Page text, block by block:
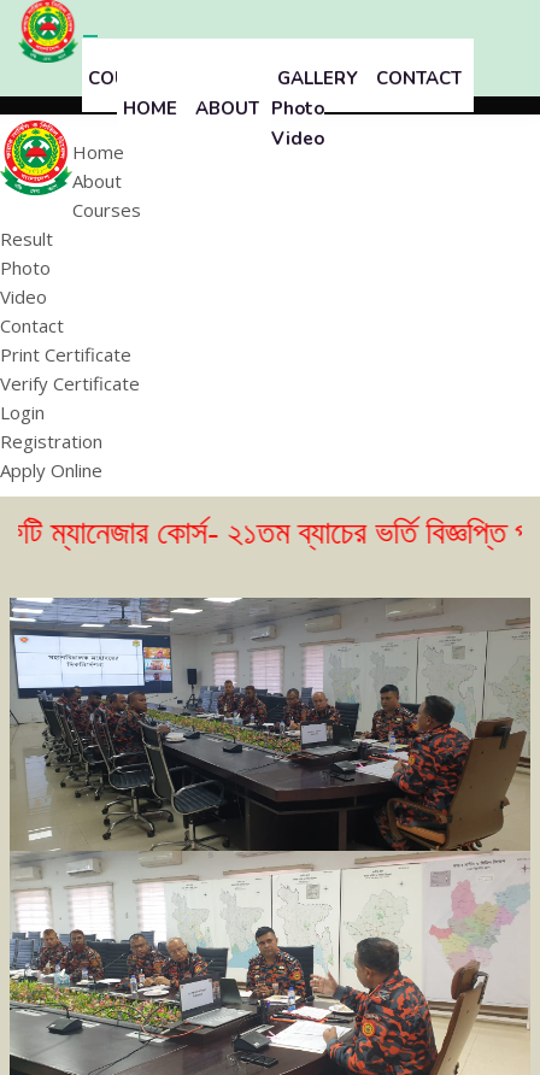
CONTACT
GALLERY
Photo
Video
COURSES
ABOUT
HOME
Home
About
Courses
Result
Photo
Video
Contact
Print Certificate
Verify Certificate
Login
Registration
Apply Online
কোর্স- ২১তম ব্যাচের ভর্তি বিজ্ঞপ্তি প্রকাশ।